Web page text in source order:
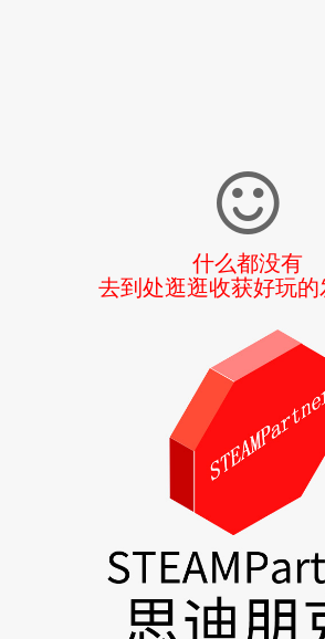
什么都没有
去到处逛逛收获好玩